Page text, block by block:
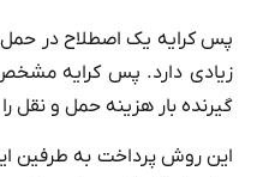
پس کرایه یک اصطلاح در
زیادی دارد. پس کرایه
گیرنده بار هزینه حمل و نقل
این روش پرداخت به طرفین